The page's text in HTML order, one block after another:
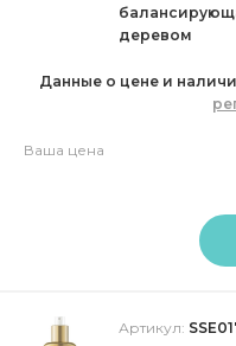
деревом
Данные о цене и
Ваша цена
Артикул: